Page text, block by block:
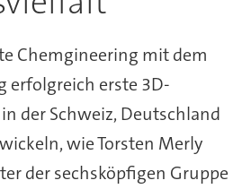
Chemgineering mit dem
erfolgreich erste 3D-
der Schweiz, Deutschland
wie Torsten Merly
der sechsköpfigen Gruppe